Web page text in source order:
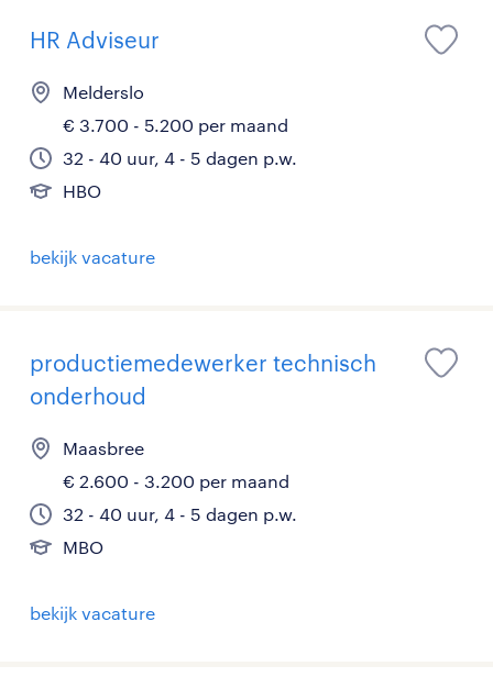
HR Adviseur
Melderslo
€ 3.700 - 5.200 per maand
32 - 40 uur, 4 - 5 dagen p.w.
HBO
bekijk vacature
productiemedewerker technisch
onderhoud
Maasbree
€ 2.600 - 3.200 per maand
32 - 40 uur, 4 - 5 dagen p.w.
MBO
bekijk vacature